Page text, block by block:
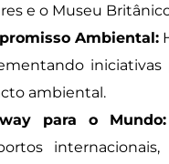
e o Museu
Ambiental:
iniciativas
ambiental.
para o Mundo: